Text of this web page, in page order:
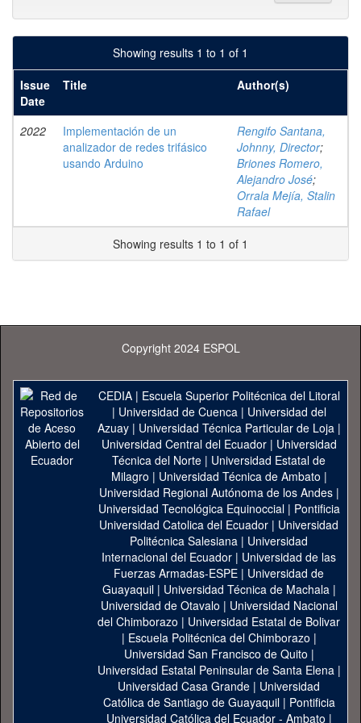
Showing results 1 to 1 of 1
Issue
Date
Title Author(s)
2022
Implementación de un
analizador de redes trifásico
usando Arduino
Rengifo Santana,
Johnny, Director;
Briones Romero,
Alejandro José;
Orrala Mejía, Stalin
Rafael
Showing results 1 to 1 of 1
Copyright 2024 ESPOL
CEDIA| Escuela Superior Politécnica del Litoral
| Universidad de Cuenca| Universidad del
Azuay| Universidad Técnica Particular de Loja|
Universidad Central del Ecuador| Universidad
Técnica del Norte | Universidad Estatal de
Milagro | Universidad Técnica de Ambato |
Universidad Regional Autónoma de los Andes|
Universidad Tecnológica Equinoccial| Pontificia
Universidad Catolica del Ecuador | Universidad
Politécnica Salesiana | Universidad
Internacional del Ecuador | Universidad de las
Fuerzas Armadas-ESPE | Universidad de
Guayaquil| Universidad Técnica de Machala|
Universidad de Otavalo | Universidad Nacional
del Chimborazo | Universidad Estatal de Bolivar
| Escuela Politécnica del Chimborazo |
Universidad San Francisco de Quito |
Universidad Estatal Peninsular de Santa Elena|
Universidad Casa Grande | Universidad
Católica de Santiago de Guayaquil| Pontificia
Universidad Católica del Ecuador - Ambato |